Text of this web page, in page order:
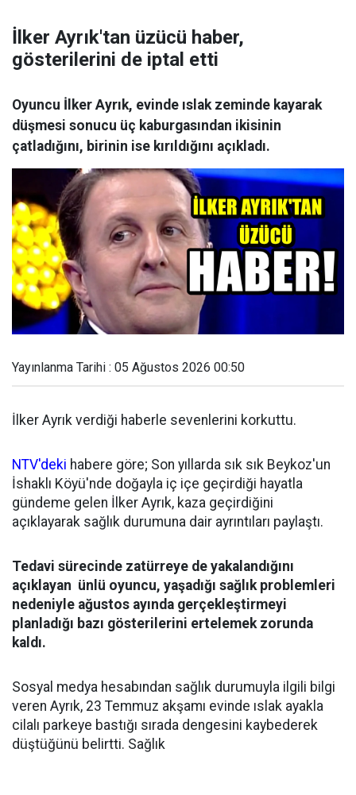
İlker Ayrık'tan üzücü haber,
gösterilerini de iptal etti
Oyuncu İlker Ayrık, evinde ıslak zeminde kayarak
düşmesi sonucu üç kaburgasından ikisinin
çatladığını, birinin ise kırıldığını açıkladı.
Yayınlanma Tarihi : 05 Ağustos 2026 00:50
İlker Ayrık verdiği haberle sevenlerini korkuttu.
NTV'deki habere göre; Son yıllarda sık sık Beykoz'un
İshaklı Köyü'nde doğayla iç içe geçirdiği hayatla
gündeme gelen İlker Ayrık, kaza geçirdiğini
açıklayarak sağlık durumuna dair ayrıntıları paylaştı.
Tedavi sürecinde zatürreye de yakalandığını
açıklayan ünlü oyuncu, yaşadığı sağlık problemleri
nedeniyle ağustos ayında gerçekleştirmeyi
planladığı bazı gösterilerini ertelemek zorunda
kaldı.
Sosyal medya hesabından sağlık durumuyla ilgili bilgi
veren Ayrık, 23 Temmuz akşamı evinde ıslak ayakla
cilalı parkeye bastığı sırada dengesini kaybederek
düştüğünü belirtti. Sağlık